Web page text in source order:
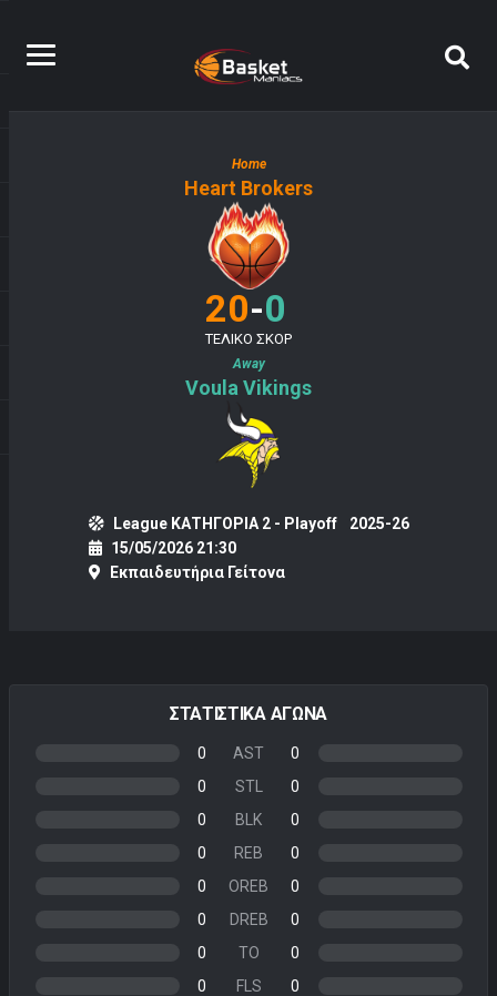
Home
Heart Brokers
20-0
ΤΕΛΙΚΟ ΣΚΟΡ
Away
Voula Vikings
League ΚΑΤΗΓΟΡΙΑ 2 - Playoff
2025-26
15/05/2026 21:30
Εκπαιδευτήρια Γείτονα
ΣΤΑΤΙΣΤΙΚΑ ΑΓΩΝΑ
0 AST
0
0
STL
0
0
BLK
0
0
REB
0
0
OREB
0
0
DREB
0
0
TO
0
0
FLS 0